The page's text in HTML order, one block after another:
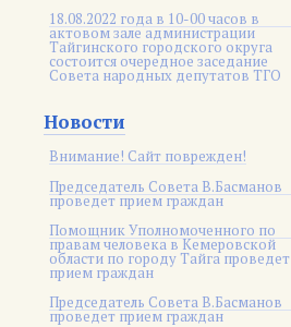
18.08.2022 года в 10-00 часов в
актовом зале администрации
Тайгинского городского округа
состоится очередное заседание
Совета народных депутатов ТГО
Новости
Внимание! Сайт поврежден!
Председатель Совета В.Басманов
проведет прием граждан
Помощник Уполномоченного по
правам человека в Кемеровской
области по городу Тайга проведет
прием граждан
Председатель Совета В.Басманов
проведет прием граждан